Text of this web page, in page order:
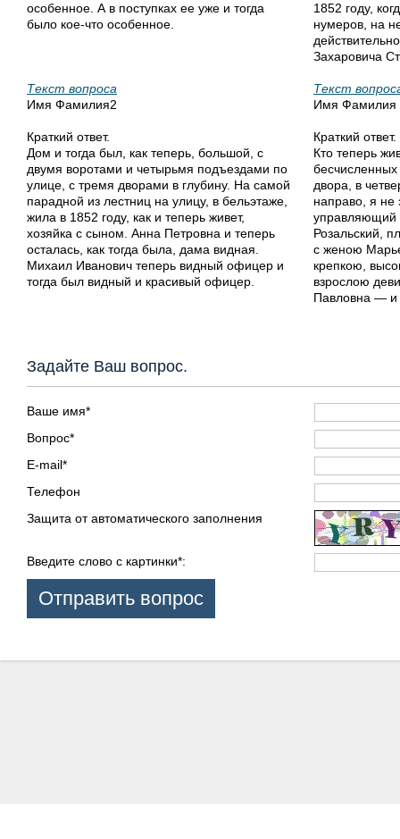
особенное. А в поступках ее уже и тогда
было кое-что особенное.
1852 году,
нумеров, на
Захаровича
Текст вопроса
Имя Фамилия2
Краткий ответ.
Дом и тогда был, как теперь, большой, с
двумя воротами и четырьмя подъездами по
улице, с тремя дворами в глубину. На самой
парадной из лестниц на улицу, в бельэтаже,
жила в 1852 году, как и теперь живет,
хозяйка с сыном. Анна Петровна и теперь
осталась, как тогда была, дама видная.
Михаил Иванович теперь видный офицер и
тогда был видный и красивый офицер.
Текст
Имя Фамилия
Краткий ответ.
Кто теперь
двора, в
направо, я не
управляющий
Розальский,
с женою
крепкою,
взрослою
Павловна — и
Задайте Ваш вопрос.
Ваше имя*
Вопрос*
E-mail*
Телефон
Защита от автоматического заполнения
Введите слово с картинки*: